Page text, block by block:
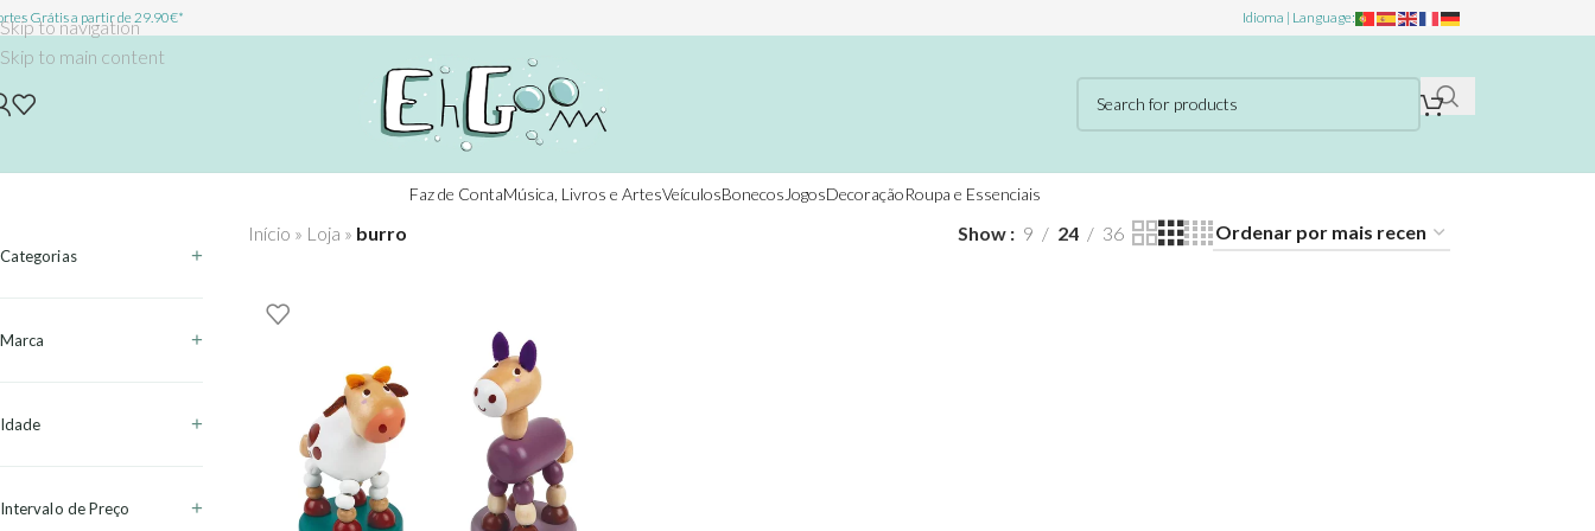
Skip to navigation
Skip to main content
Grátis a partir de 29.90€* Idioma | Language:
Faz de ContaMúsica, Livros e ArtesVeículosBonecos JogosDecoraçãoRoupa e Essenciais
Categorias
Marca
Idade
Intervalo de Preço
Início » Loja » burro Show 9 24 36